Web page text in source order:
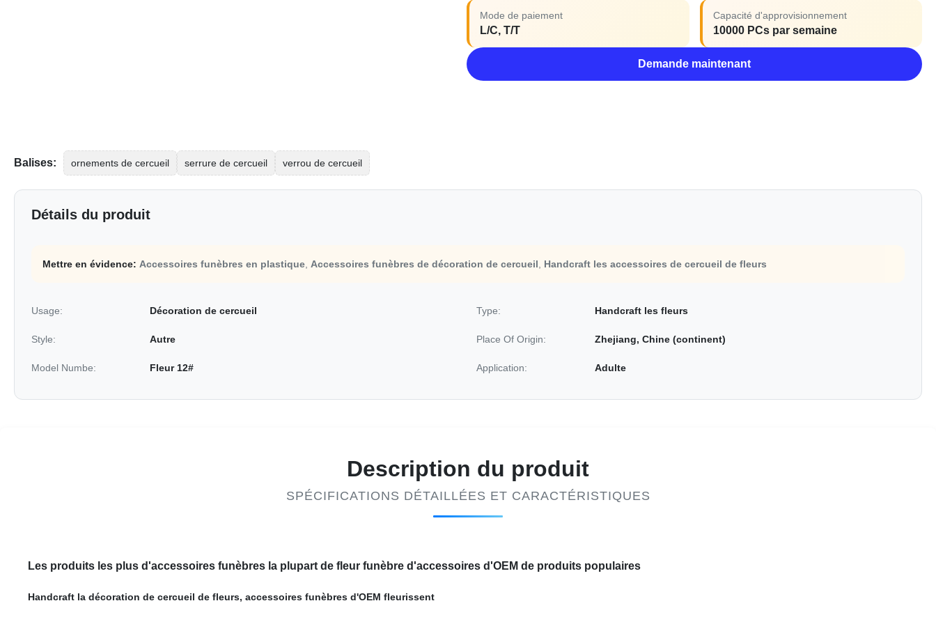
Mode de paiement
L/C, T/T
Capacité d'approvisionnement
10000 PCs par semaine
Demande maintenant
Balises: ornements de cercueil serrure de cercueil verrou de cercueil
Détails du produit
Mettre en évidence: Accessoires funèbres en plastique Accessoires funèbres de décoration de cercueil Handcraft les accessoires de cercueil de fleurs
Usage: Décoration de cercueil Type: Handcraft les fleurs
Style: Autre Place Of Origin: Zhejiang, Chine (continent)
Model Numbe: Fleur 12# Application: Adulte
Description du produit
SPÉCIFICATIONS DÉTAILLÉES ET CARACTÉRISTIQUES
Les produits les plus d'accessoires funèbres la plupart de fleur funèbre d'accessoires d'OEM de produits populaires
Handcraft la décoration de cercueil de fleurs, accessoires funèbres d'OEM fleurissent